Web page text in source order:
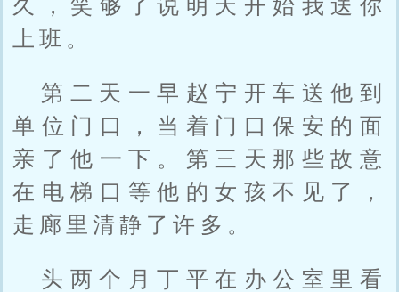
久，笑够了说明天开始我送你
上班。
第二天一早赵宁开车送他到
单位门口，当着门口保安的面
亲了他一下。第三天那些故意
在电梯口等他的女孩不见了，
走廊里清静了许多。
头两个月丁平在办公室里看